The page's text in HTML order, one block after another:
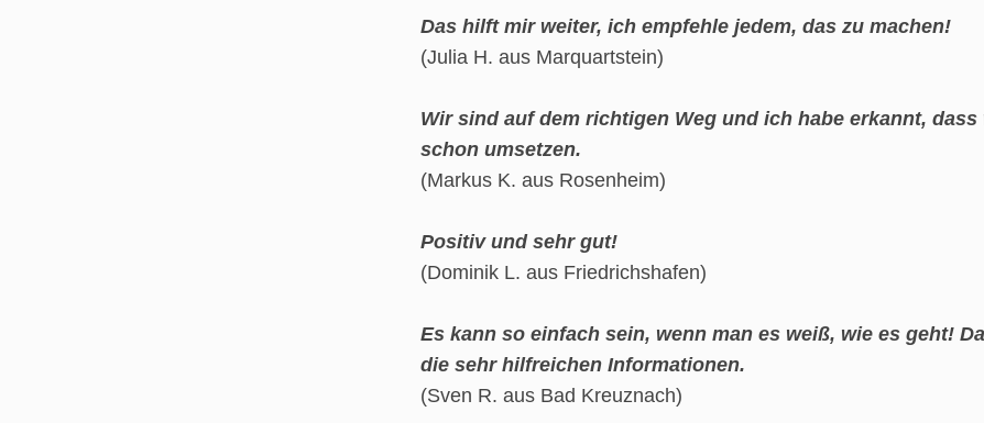
Das hilft mir weiter, ich empfehle jedem, das zu machen!
(Julia H. aus Marquartstein)
Wir sind auf dem richtigen Weg und ich habe erkannt,
schon umsetzen.
(Markus K. aus Rosenheim)
Positiv und sehr gut!
(Dominik L. aus Friedrichshafen)
Es kann so einfach sein, wenn man es weiß, wie es geht!
die sehr hilfreichen Informationen.
(Sven R. aus Bad Kreuznach)